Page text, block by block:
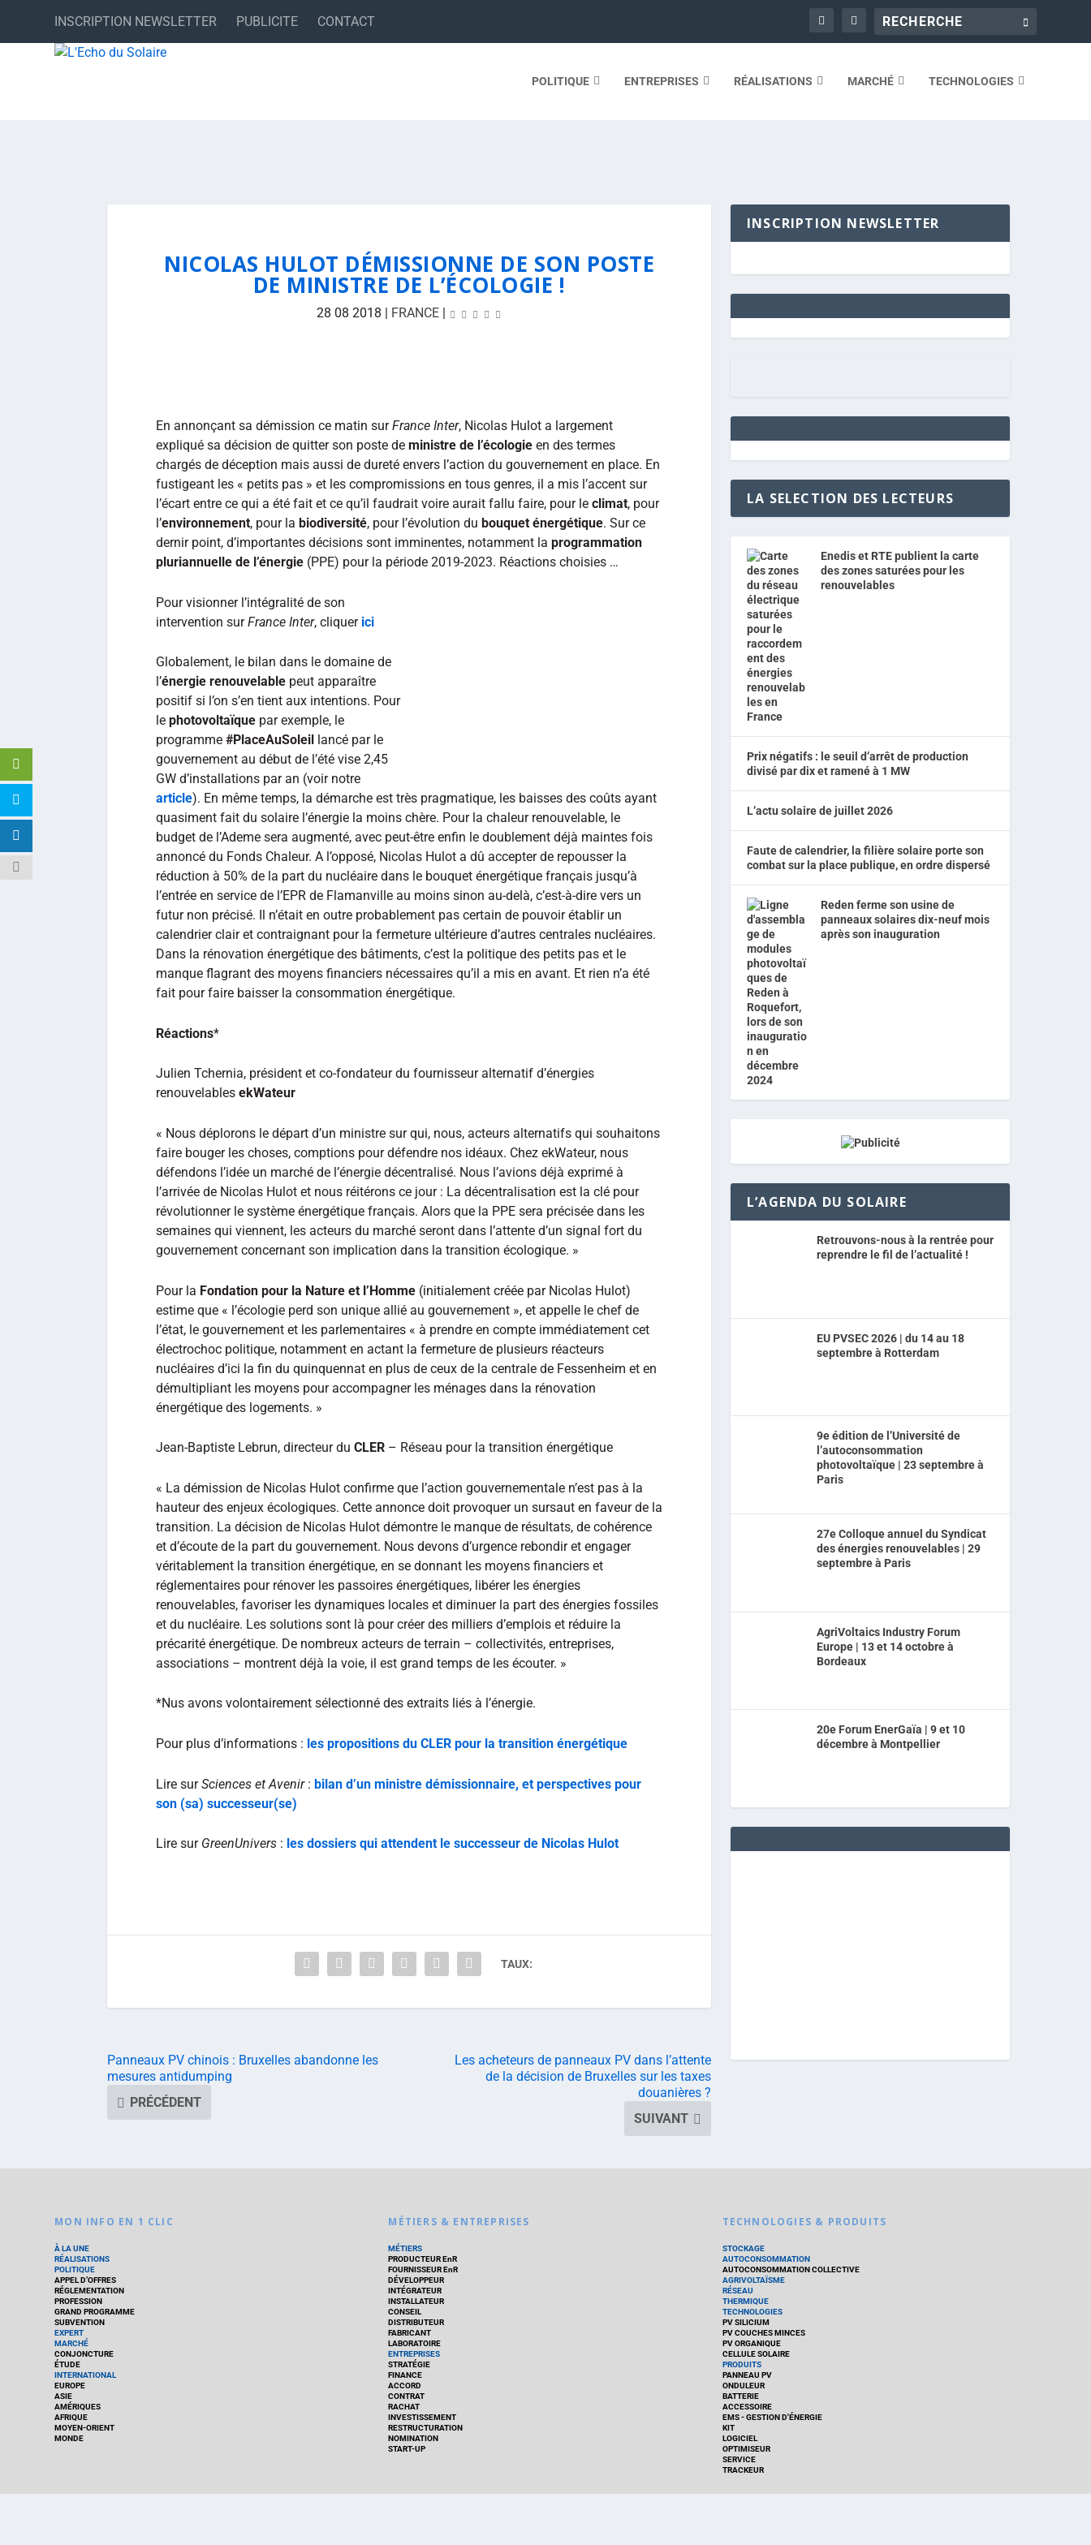
INSCRIPTION NEWSLETTER PUBLICITE CONTACT
POLITIQUE ENTREPRISES RÉALISATIONS MARCHÉ TECHNOLOGIES
NICOLAS HULOT DÉMISSIONNE DE SON POSTE
DE MINISTRE DE L’ÉCOLOGIE !
28 08 2018 | FRANCE|
En annonçant sa démission ce matin surFrance Inter, Nicolas Hulot a largement
expliqué sa décision de quitter son poste de ministre de l’écologie en des termes
chargés de déception mais aussi de dureté envers l’action du gouvernement en place. En
fustigeant les « petits pas » et les compromissions en tous genres, il a mis l’accent sur
l’écart entre ce qui a été fait et ce qu’il faudrait voire aurait fallu faire, pour le climat, pour
l’environnement, pour la biodiversité, pour l’évolution du bouquet énergétique. Sur ce
dernir point, d’importantes décisions sont imminentes, notamment la programmation
pluriannuelle de l’énergie (PPE) pour la période 2019-2023. Réactions choisies …
Pour visionner l’intégralité de son
intervention surFrance Inter, cliquer ici
Globalement, le bilan dans le domaine de
l’énergie renouvelable peut apparaître
positif si l’on s’en tient aux intentions. Pour
le photovoltaïque par exemple, le
programme #PlaceAuSoleil
lancé par le
gouvernement au début de l’été vise 2,45
GW d’installations par an (voir notre
article). En même temps, la démarche est très pragmatique, les baisses des coûts ayant
quasiment fait du solaire l’énergie la moins chère. Pour la chaleur renouvelable, le
budget de l’Ademe sera augmenté, avec peut-être enfin le doublement déjà maintes fois
annoncé du Fonds Chaleur. A l’opposé, Nicolas Hulot a dû accepter de repousser la
réduction à 50% de la part du nucléaire dans le bouquet énergétique français jusqu’à
l’entrée en service de l’EPR de Flamanville au moins sinon au-delà, c’est-à-dire vers un
futur non précisé. Il n’était en outre probablement pas certain de pouvoir établir un
calendrier clair et contraignant pour la fermeture ultérieure d’autres centrales nucléaires.
Dans la rénovation énergétique des bâtiments, c’est la politique des petits pas et le
manque flagrant des moyens financiers nécessaires qu’il a mis en avant. Et rien n’a été
fait pour faire baisser la consommation énergétique.
Réactions*
Julien Tchernia, président et co-fondateur du fournisseur alternatif d’énergies
renouvelables ekWateur
« Nous déplorons le départ d’un ministre sur qui, nous, acteurs alternatifs qui souhaitons
faire bouger les choses, comptions pour défendre nos idéaux. Chez ekWateur, nous
défendons l’idée un marché de l’énergie décentralisé. Nous l’avions déjà exprimé à
l’arrivée de Nicolas Hulot et nous réitérons ce jour : La décentralisation est la clé pour
révolutionner le système énergétique français. Alors que la PPE sera précisée dans les
semaines qui viennent, les acteurs du marché seront dans l’attente d’un signal fort du
gouvernement concernant son implication dans la transition écologique. »
Pour la Fondation pour la Nature et l’Homme (initialement créée par Nicolas Hulot)
estime que « l’écologie perd son unique allié au gouvernement », et appelle le chef de
l’état, le gouvernement et les parlementaires « à prendre en compte immédiatement cet
électrochoc politique, notamment en actant la fermeture de plusieurs réacteurs
nucléaires d’ici la fin du quinquennat en plus de ceux de la centrale de Fessenheim et en
démultipliant les moyens pour accompagner les ménages dans la rénovation
énergétique des logements. »
Jean-Baptiste Lebrun, directeur du CLER – Réseau pour la transition énergétique
« La démission de Nicolas Hulot confirme que l’action gouvernementale n’est pas à la
hauteur des enjeux écologiques. Cette annonce doit provoquer un sursaut en faveur de la
transition. La décision de Nicolas Hulot démontre le manque de résultats, de cohérence
et d’écoute de la part du gouvernement. Nous devons d’urgence rebondir et engager
véritablement la transition énergétique, en se donnant les moyens financiers et
réglementaires pour rénover les passoires énergétiques, libérer les énergies
renouvelables, favoriser les dynamiques locales et diminuer la part des énergies fossiles
et du nucléaire. Les solutions sont là pour créer des milliers d’emplois et réduire la
précarité énergétique. De nombreux acteurs de terrain – collectivités, entreprises,
associations – montrent déjà la voie, il est grand temps de les écouter. »
*Nus avons volontairement sélectionné des extraits liés à l’énergie.
Pour plus d’informations : les propositions du CLER pour la transition énergétique
Lire surSciences et Avenir: bilan d’un ministre démissionnaire, et perspectives pour
son (sa) successeur(se)
Lire sur GreenUnivers : les dossiers qui attendent le successeur de Nicolas Hulot
TAUX:
Panneaux PV chinois : Bruxelles abandonne les
mesures antidumping
PRÉCÉDENT
Les acheteurs de panneaux PV dans l’attente
de la décision de Bruxelles sur les taxes
douanières ?
SUIVANT
INSCRIPTION NEWSLETTER
LA SELECTION DES LECTEURS
Enedis et RTE publient la carte
des zones saturées pour les
renouvelables
Prix négatifs : le seuil d’arrêt de production
divisé par dix et ramené à 1 MW
L’actu solaire de juillet 2026
Faute de calendrier, la filière solaire porte son
combat sur la place publique, en ordre dispersé
Reden ferme son usine de
panneaux solaires dix-neuf mois
après son inauguration
L’AGENDA DU SOLAIRE
Retrouvons-nous à la rentrée pour
reprendre le fil de l’actualité !
EU PVSEC 2026 | du 14 au 18
septembre à Rotterdam
9e édition de l’Université de
l’autoconsommation
photovoltaïque | 23 septembre à
Paris
27e Colloque annuel du Syndicat
des énergies renouvelables | 29
septembre à Paris
AgriVoltaics Industry Forum
Europe | 13 et 14 octobre à
Bordeaux
20e Forum EnerGaïa | 9 et 10
décembre à Montpellier
MON INFO EN 1 CLIC
À LA UNE
RÉALISATIONS
POLITIQUE
APPEL D’OFFRES
RÉGLEMENTATION
PROFESSION
GRAND PROGRAMME
SUBVENTION
EXPERT
MARCHÉ
CONJONCTURE
ÉTUDE
INTERNATIONAL
EUROPE
ASIE
AMÉRIQUES
AFRIQUE
MOYEN-ORIENT
MONDE
MÉTIERS & ENTREPRISES
MÉTIERS
PRODUCTEUR EnR
FOURNISSEUR EnR
DÉVELOPPEUR
INTÉGRATEUR
INSTALLATEUR
CONSEIL
DISTRIBUTEUR
FABRICANT
LABORATOIRE
ENTREPRISES
STRATÉGIE
FINANCE
ACCORD
CONTRAT
RACHAT
INVESTISSEMENT
RESTRUCTURATION
NOMINATION
START-UP
TECHNOLOGIES & PRODUITS
STOCKAGE
AUTOCONSOMMATION
AUTOCONSOMMATION COLLECTIVE
AGRIVOLTAÏSME
RÉSEAU
THERMIQUE
TECHNOLOGIES
PV SILICIUM
PV COUCHES MINCES
PV ORGANIQUE
CELLULE SOLAIRE
PRODUITS
PANNEAU PV
ONDULEUR
BATTERIE
ACCESSOIRE
EMS - GESTION D'ÉNERGIE
KIT
LOGICIEL
OPTIMISEUR
SERVICE
TRACKEUR